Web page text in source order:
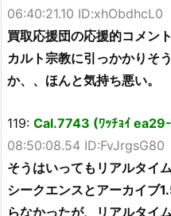
06:40:21.10 ID:xhObdhcL0
買取応援団の応援的コメン
カルト宗教に引っかかりそ
か、、ほんと気持ち悪い。
119: Cal.7743 (ﾜｯﾁｮｲ
08:50:08.54 ID:FvJrgsG80
そうはいってもリアルタイ
シークエンスとアーカイブ
らなかったが、リアルタイ